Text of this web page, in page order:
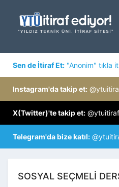
Sen de İtiraf Et: "Anonim" tıkla
Instagram'da takip et:
X(Twitter)'te takip et:
Telegram'da bize katıl:
SOSYAL SEÇMELI